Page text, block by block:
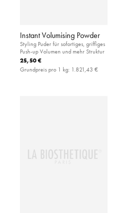
Instant Volumising Powder
Styling Puder für sofortiges, griffiges
Push-up Volumen und mehr Struktur
25,50 €
Grundpreis pro 1 kg: 1.821,43 €